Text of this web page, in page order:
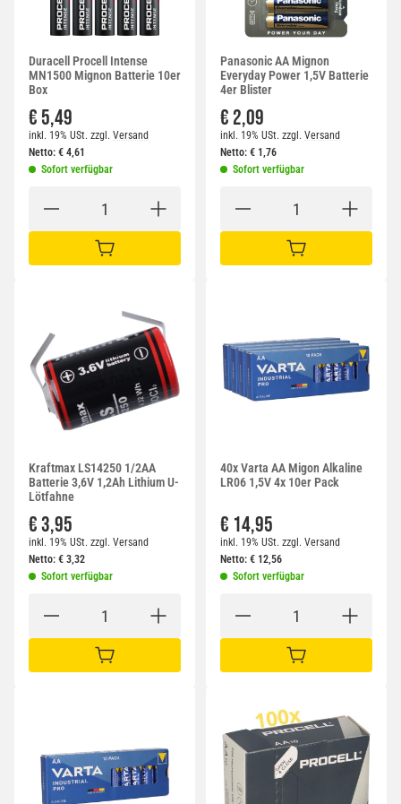
Duracell Procell Intense
MN1500 Mignon Batterie 10er
Box
€ 5,49
inkl. 19% USt. zzgl. Versand
Netto: € 4,61
Sofort verfügbar
IN DEN WARENKORB
Panasonic AA Mignon
Everyday Power 1,5V Batterie
4er Blister
€ 2,09
inkl. 19% USt. zzgl. Versand
Netto: € 1,76
Sofort verfügbar
IN DEN WARENKORB
Kraftmax LS14250 1/2AA
Batterie 3,6V 1,2Ah Lithium U-
Lötfahne
€ 3,95
inkl. 19% USt. zzgl. Versand
Netto: € 3,32
Sofort verfügbar
IN DEN WARENKORB
40x Varta AA Migon Alkaline
LR06 1,5V 4x 10er Pack
€ 14,95
inkl. 19% USt. zzgl. Versand
Netto: € 12,56
Sofort verfügbar
IN DEN WARENKORB